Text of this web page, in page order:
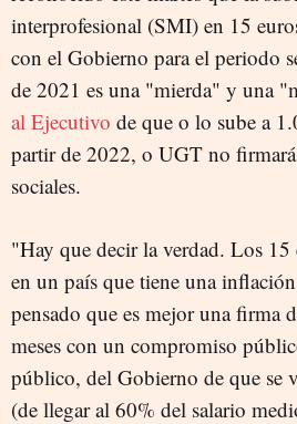
interprofesional (SMI) en 15
con el Gobierno para el periodo
de 2021 es una "mierda" y una
al Ejecutivo de que o lo sube a
partir de 2022, o UGT no firmará
sociales.
"Hay que decir la verdad. Los 15
en un país que tiene una
pensado que es mejor una firma
meses con un compromiso
público, del Gobierno de que se
(de llegar al 60% del salario